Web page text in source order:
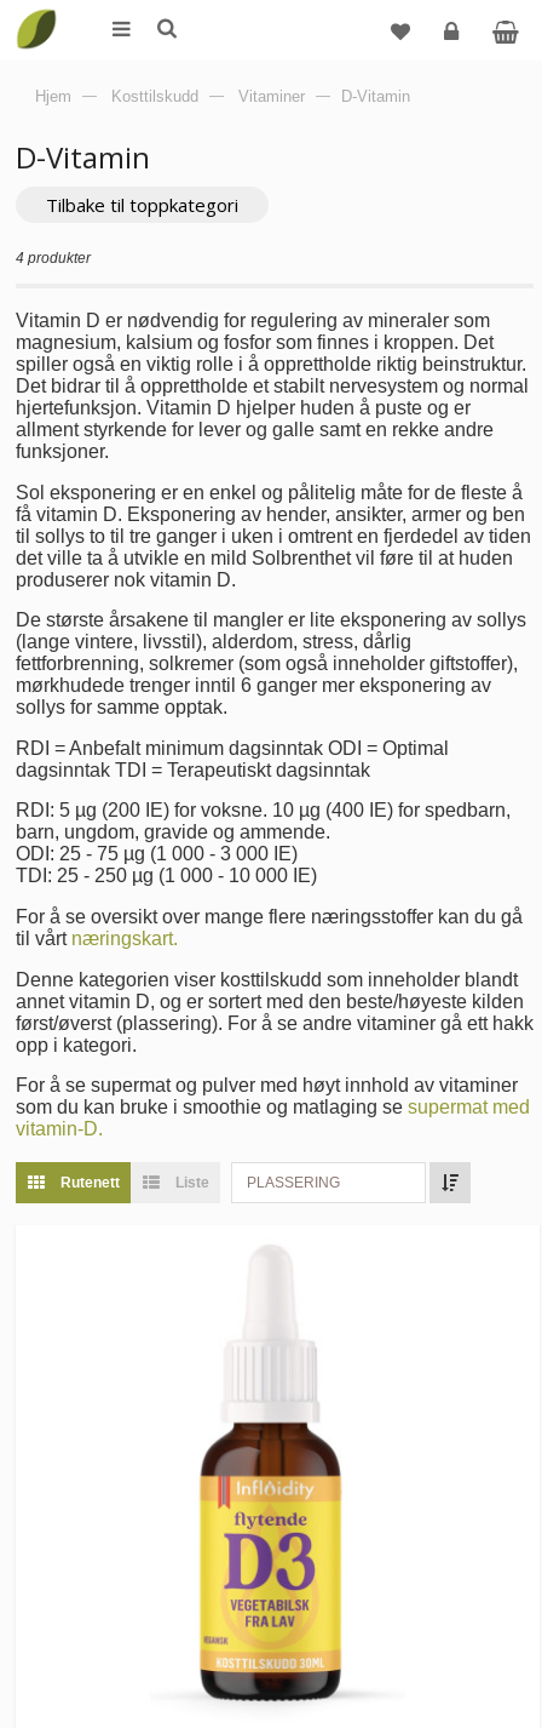
Hjem — Kosttilskudd — Vitaminer — D-Vitamin
D-Vitamin
Tilbake til toppkategori
4 produkter
Vitamin D er nødvendig for regulering av mineraler som
magnesium, kalsium og fosfor som finnes i kroppen. Det
spiller også en viktig rolle i å opprettholde riktig beinstruktur.
Det bidrar til å opprettholde et stabilt nervesystem og normal
hjertefunksjon. Vitamin D hjelper huden å puste og er
allment styrkende for lever og galle samt en rekke andre
funksjoner.
Sol eksponering er en enkel og pålitelig måte for de fleste å
få vitamin D. Eksponering av hender, ansikter, armer og ben
til sollys to til tre ganger i uken i omtrent en fjerdedel av tiden
det ville ta å utvikle en mild Solbrenthet vil føre til at huden
produserer nok vitamin D.
De største årsakene til mangler er lite eksponering av sollys
(lange vintere, livsstil), alderdom, stress, dårlig
fettforbrenning, solkremer (som også inneholder giftstoffer),
mørkhudede trenger inntil 6 ganger mer eksponering av
sollys for samme opptak.
RDI = Anbefalt minimum dagsinntak ODI = Optimal
dagsinntak TDI = Terapeutiskt dagsinntak
RDI: 5 µg (200 IE) for voksne. 10 µg (400 IE) for spedbarn,
barn, ungdom, gravide og ammende.
ODI: 25 - 75 µg (1 000 - 3 000 IE)
TDI: 25 - 250 µg (1 000 - 10 000 IE)
For å se oversikt over mange flere næringsstoffer kan du gå
til vårt næringskart.
Denne kategorien viser kosttilskudd som inneholder blandt
annet vitamin D, og er sortert med den beste/høyeste kilden
først/øverst (plassering). For å se andre vitaminer gå ett hakk
opp i kategori.
For å se supermat og pulver med høyt innhold av vitaminer
som du kan bruke i smoothie og matlaging se supermat med
vitamin-D.
Rutenett Liste PLASSERING